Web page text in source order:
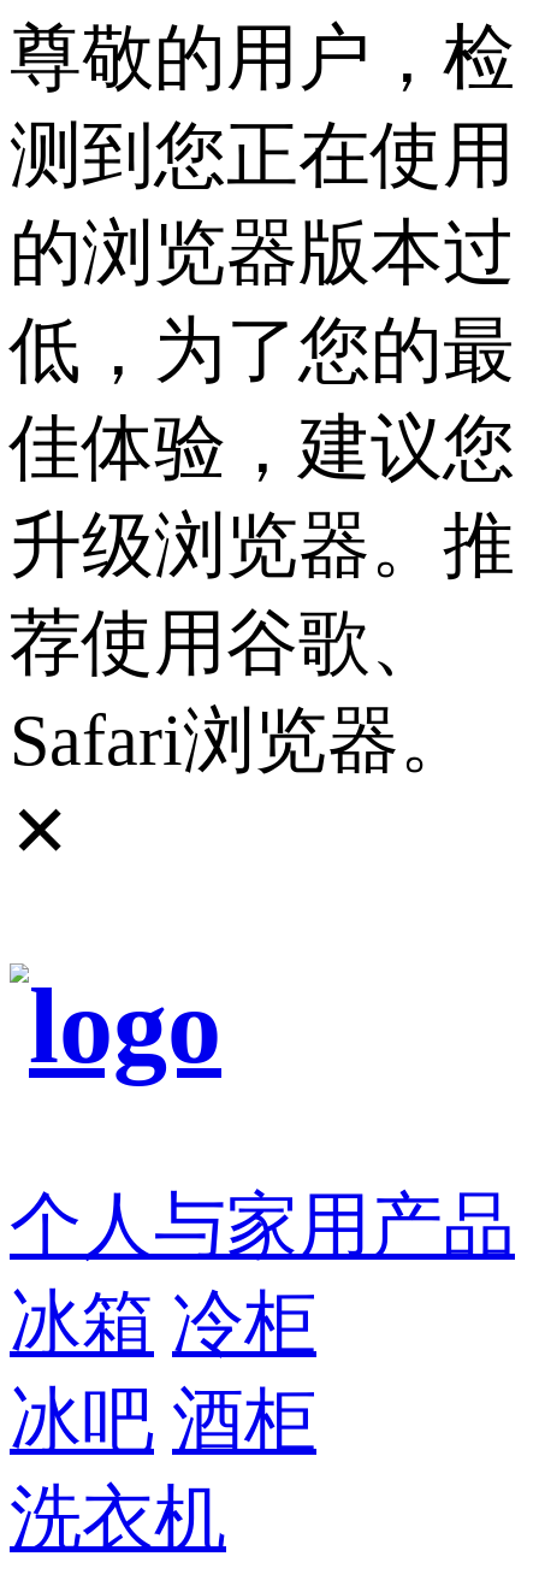
尊敬的用户，检
测到您正在使用
的浏览器版本过
低，为了您的最
佳体验，建议您
升级浏览器。推
荐使用谷歌、
Safari浏览器。
✕
个人与家用产品
冰箱 冷柜
冰吧 酒柜
洗衣机